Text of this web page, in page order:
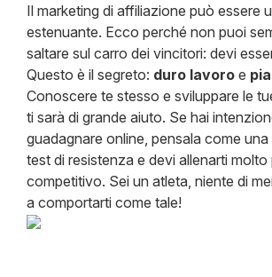
Il marketing di affiliazione può essere
estenuante. Ecco perché non puoi
saltare sul carro dei vincitori: devi
Questo è il segreto: duro lavoro e
Conoscere te stesso e sviluppare le
ti sarà di grande aiuto. Se hai
guadagnare online, pensala come
test di resistenza e devi allenarti molto
competitivo. Sei un atleta, niente di
a comportarti come tale!